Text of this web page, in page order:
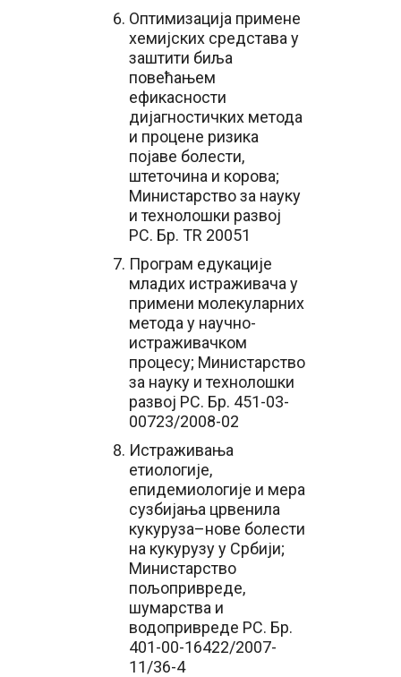
Оптимизација примене
хемијских средстава у
заштити биља
повећањем
ефикасности
дијагностичких метода
и процене ризика
појаве болести,
штеточина и корова;
Министарство за науку
и технолошки развој
РС. Бр. TR 20051
Програм едукације
младих истраживача у
примени молекуларних
метода у научно-
истраживачком
процесу; Министарство
за науку и технолошки
развој РС. Бр. 451-03-
00723/2008-02
Истраживања
етиологије,
епидемиологије и мера
сузбијања црвенила
кукуруза–нове болести
на кукурузу у Србији;
Министарство
пољопривреде,
шумарства и
водопривреде РС. Бр.
401-00-16422/2007-
11/36-4